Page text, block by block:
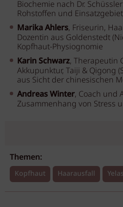
Biochemie nach Dr.
Rohstoffen und
Marika Ahlers, Friseurin,
Dozentin aus Goldenstedt
Kopfhaut-Physiognomie
Karin Schwarz, Therapeutin
Akkupunktur, Taiji & Qigong
aus Sicht der chinesischen
Andreas Winter, Coach und
Zusammenhang von Stress
Themen:
Kopfhaut Haarausfall